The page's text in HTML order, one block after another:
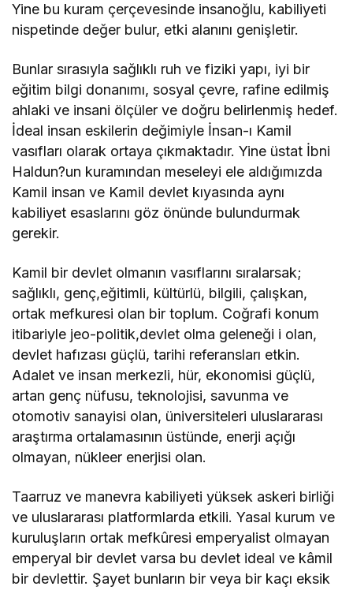
Yine bu kuram çerçevesinde insanoğlu, kabiliyeti
nispetinde değer bulur, etki alanını genişletir.
Bunlar sırasıyla sağlıklı ruh ve fiziki yapı, iyi bir
eğitim bilgi donanımı, sosyal çevre, rafine edilmiş
ahlaki ve insani ölçüler ve doğru belirlenmiş hedef.
İdeal insan eskilerin değimiyle İnsan-ı Kamil
vasıfları olarak ortaya çıkmaktadır. Yine üstat İbni
Haldun?un kuramından meseleyi ele aldığımızda
Kamil insan ve Kamil devlet kıyasında aynı
kabiliyet esaslarını göz önünde bulundurmak
gerekir.
Kamil bir devlet olmanın vasıflarını sıralarsak;
sağlıklı, genç,eğitimli, kültürlü, bilgili, çalışkan,
ortak mefkuresi olan bir toplum. Coğrafi konum
itibariyle jeo-politik,devlet olma geleneği i olan,
devlet hafızası güçlü, tarihi referansları etkin.
Adalet ve insan merkezli, hür, ekonomisi güçlü,
artan genç nüfusu, teknolojisi, savunma ve
otomotiv sanayisi olan, üniversiteleri uluslararası
araştırma ortalamasının üstünde, enerji açığı
olmayan, nükleer enerjisi olan.
Taarruz ve manevra kabiliyeti yüksek askeri birliği
ve uluslararası platformlarda etkili. Yasal kurum ve
kuruluşların ortak mefkûresi emperyalist olmayan
emperyal bir devlet varsa bu devlet ideal ve kâmil
bir devlettir. Şayet bunların bir veya bir kaçı eksik